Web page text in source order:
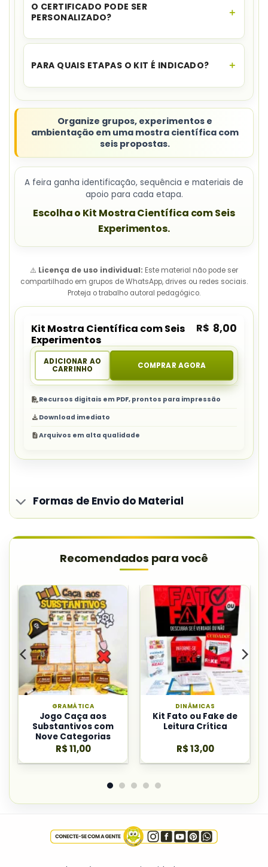
invisível e ovo flutuante.
O CERTIFICADO PODE SER
PERSONALIZADO?
Sim. O certificado é informado comoeditável no
PARA QUAIS ETAPAS O KIT É INDICADO?
Fundamental I.
Organize grupos, experimentos e
ambientação em uma mostra científica com
seis propostas.
A feira ganha identificação, sequência e materiais de
apoio para cada etapa.
Escolha o Kit Mostra Científica com Seis
Experimentos.
⚠️ Licença de uso individual: Este material não pode ser
compartilhado em grupos de WhatsApp, drives ou redes sociais.
Proteja o trabalho autoral pedagógico.
Kit Mostra Científica com Seis
Experimentos
R$ 8,00
ADICIONAR AO
CARRINHO
COMPRAR AGORA
Recursos digitais em PDF, prontos para impressão
Download imediato
Arquivos em alta qualidade
Formas de Envio do Material
Recomendados para você
GRAMÁTICA
Jogo Caça aos
Substantivos com
Nove Categorias
R$11,00
DINÂMICAS
Kit Fato ou Fake de
Leitura Crítica
R$13,00